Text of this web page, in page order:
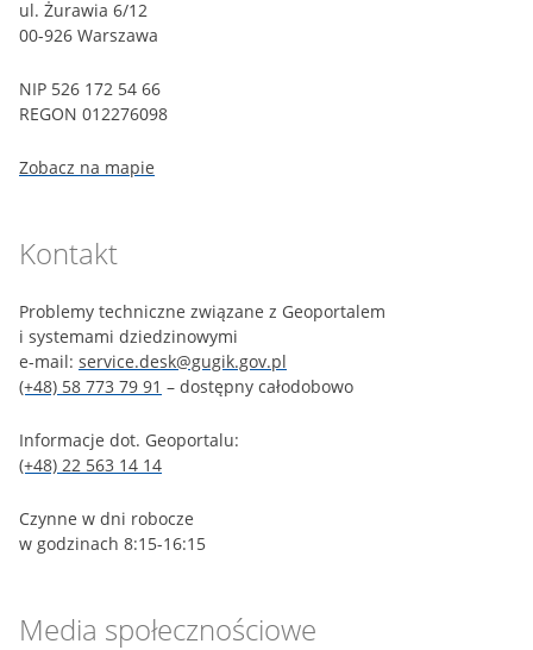
ul. Żurawia 6/12
00-926 Warszawa
NIP 526 172 54 66
REGON 012276098
Zobacz na mapie
Kontakt
Problemy techniczne związane z Geoportalem
i systemami dziedzinowymi
e-mail: service.desk@gugik.gov.pl
(+48) 58 773 79 91 – dostępny całodobowo
Informacje dot. Geoportalu:
(+48) 22 563 14 14
Czynne w dni robocze
w godzinach 8:15-16:15
Media społecznościowe